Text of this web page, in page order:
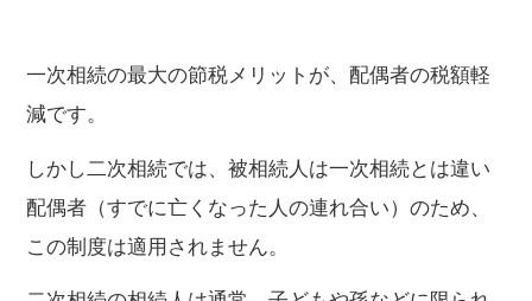
一次相続の最大の節税メリットが、配偶者の税額軽
減です。
しかし二次相続では、被相続人は一次相続とは違い
配偶者（すでに亡くなった人の連れ合い）のため、
この制度は適用されません。